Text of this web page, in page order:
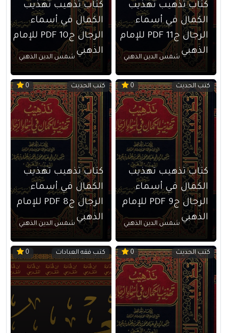
كتاب تذهيب تهذيب
الكمال في أسماء
الرجال ج11 PDF للإمام
الذهبي
شمس الدين الذهبي
كتاب تذهيب تهذيب
الكمال في أسماء
الرجال ج10 PDF للإمام
الذهبي
شمس الدين الذهبي
كتب الحديث 0
كتاب تذهيب تهذيب
الكمال في أسماء
الرجال ج9 PDF للإمام
الذهبي
شمس الدين الذهبي
كتب الحديث 0
كتاب تذهيب تهذيب
الكمال في أسماء
الرجال ج8 PDF للإمام
الذهبي
شمس الدين الذهبي
كتب الحديث 0 كتب فقه العبادات 0